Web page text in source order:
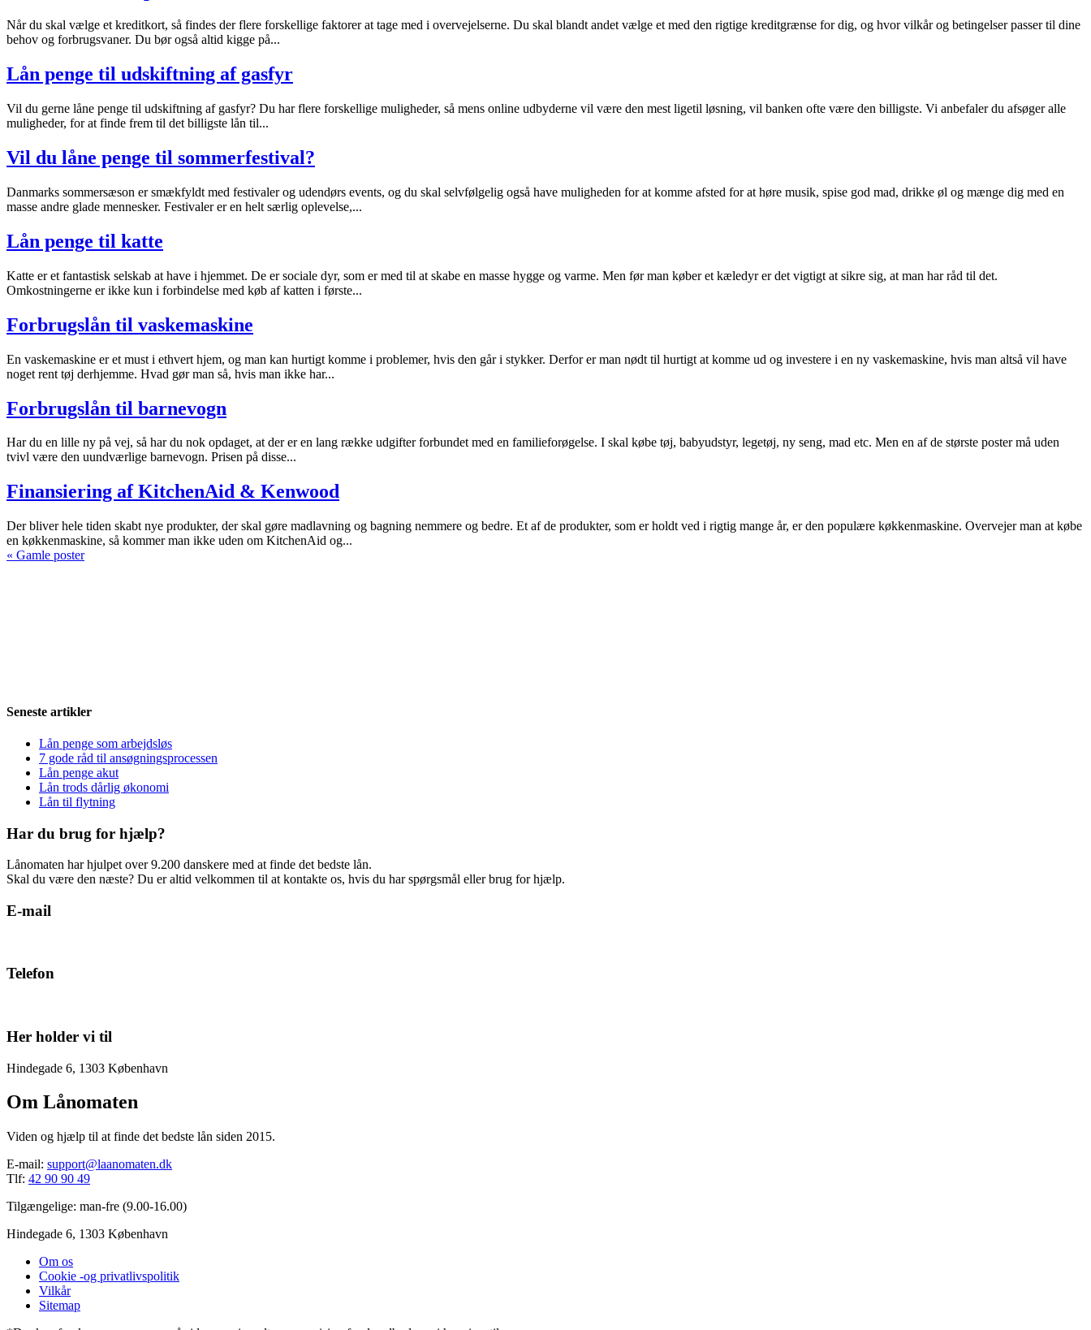
Når du skal vælge et kreditkort, så findes der flere forskellige faktorer at tage med i overvejelserne. Du skal blandt andet vælge et med den rigtige kreditgrænse for dig, og hvor vilkår og betingelser passer til dine
behov og forbrugsvaner. Du bør også altid kigge på...
Lån penge til udskiftning af gasfyr
Vil du gerne låne penge til udskiftning af gasfyr? Du har flere forskellige muligheder, så mens online udbyderne vil være den mest ligetil løsning, vil banken ofte være den billigste. Vi anbefaler du afsøger alle
muligheder, for at finde frem til det billigste lån til...
Vil du låne penge til sommerfestival?
Danmarks sommersæson er smækfyldt med festivaler og udendørs events, og du skal selvfølgelig også have muligheden for at komme afsted for at høre musik, spise god mad, drikke øl og mænge dig med en
masse andre glade mennesker. Festivaler er en helt særlig oplevelse,...
Lån penge til katte
Katte er et fantastisk selskab at have i hjemmet. De er sociale dyr, som er med til at skabe en masse hygge og varme. Men før man køber et kæledyr er det vigtigt at sikre sig, at man har råd til det.
Omkostningerne er ikke kun i forbindelse med køb af katten i første...
Forbrugslån til vaskemaskine
En vaskemaskine er et must i ethvert hjem, og man kan hurtigt komme i problemer, hvis den går i stykker. Derfor er man nødt til hurtigt at komme ud og investere i en ny vaskemaskine, hvis man altså vil have
noget rent tøj derhjemme. Hvad gør man så, hvis man ikke har...
Forbrugslån til barnevogn
Har du en lille ny på vej, så har du nok opdaget, at der er en lang række udgifter forbundet med en familieforøgelse. I skal købe tøj, babyudstyr, legetøj, ny seng, mad etc. Men en af de største poster må uden
tvivl være den uundværlige barnevogn. Prisen på disse...
Finansiering af KitchenAid & Kenwood
Der bliver hele tiden skabt nye produkter, der skal gøre madlavning og bagning nemmere og bedre. Et af de produkter, som er holdt ved i rigtig mange år, er den populære køkkenmaskine. Overvejer man at købe
en køkkenmaskine, så kommer man ikke uden om KitchenAid og...
« Gamle poster
Seneste artikler
Lån penge som arbejdsløs
7 gode råd til ansøgningsprocessen
Lån penge akut
Lån trods dårlig økonomi
Lån til flytning
Har du brug for hjælp?
Lånomaten har hjulpet over 9.200 danskere med at finde det bedste lån.
Skal du være den næste? Du er altid velkommen til at kontakte os, hvis du har spørgsmål eller brug for hjælp.
E-mail
Telefon
Her holder vi til
Hindegade 6, 1303 København
Om Lånomaten
Viden og hjælp til at finde det bedste lån siden 2015.
E-mail: support@laanomaten.dk
Tlf: 42 90 90 49
Tilgængelige: man-fre (9.00-16.00)
Hindegade 6, 1303 København
Om os
Cookie -og privatlivspolitik
Vilkår
Sitemap